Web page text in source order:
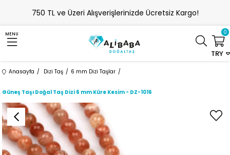
750 TL ve Üzeri Alışverişlerinizde Ücretsiz Kargo!
MENU
TRY
0
Anasayfa Dizi Taş 6 mm Dizi Taşlar
Güneş Taşı Doğal Taş Dizi 6 mm Küre Kesim - DZ-1016